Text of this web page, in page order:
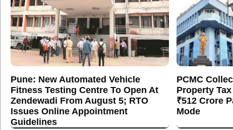
Pune: New Automated Vehicle
Fitness Testing Centre To Open At
Zendewadi From August 5; RTO
Issues Online Appointment
Guidelines
PCMC
Property
₹512 Crore
Mode